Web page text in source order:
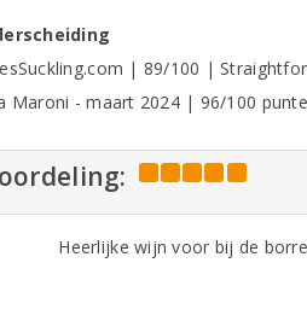
| 89/100 |
Maroni - maart 2024 | 96/100
Heerlijke wijn voor bij de